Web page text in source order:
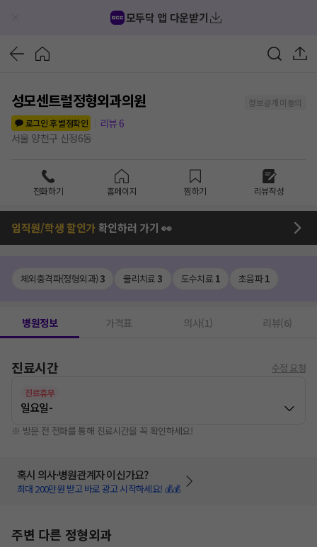
모두닥 앱 다운받기
성모센트럴정형외과의원
정보공개 미동의
로그인 후 별점확인
리뷰 6
서울 양천구 신정6동
전화하기 홈페이지 찜하기 리뷰작성
임직원/학생 할인가확인하러 가기 👀
체외충격파(정형외과)3 물리치료3 도수치료 1 초음파1
병원정보 가격표 의사(1) 리뷰(6)
진료시간 수정 요청
진료휴무
일요일-
※ 방문 전 전화를 통해 진료시간을 꼭 확인하세요!
혹시 의사·병원관계자 이신가요?
최대 200만원 받고 바로 광고 시작하세요! 💰💰
주변 다른 정형외과